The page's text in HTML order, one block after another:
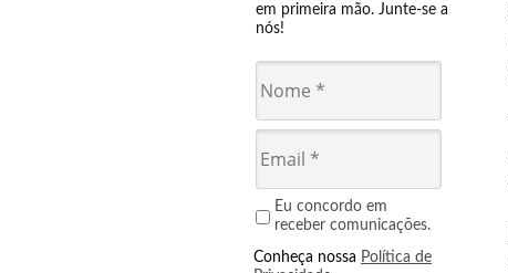
em primeira mão. Junte-se a
nós!
Eu concordo em
receber comunicações.
Conheça nossa Política de